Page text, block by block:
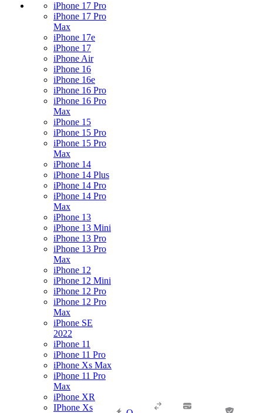
iPhone 17 Pro
iPhone 17 Pro
Max
iPhone 17e
iPhone 17
iPhone Air
iPhone 16
iPhone 16e
iPhone 16 Pro
iPhone 16 Pro
Max
iPhone 15
iPhone 15 Pro
iPhone 15 Pro
Max
iPhone 14
iPhone 14 Plus
iPhone 14 Pro
iPhone 14 Pro
Max
iPhone 13
iPhone 13 Mini
iPhone 13 Pro
iPhone 13 Pro
Max
iPhone 12
iPhone 12 Mini
iPhone 12 Pro
iPhone 12 Pro
Max
iPhone SE
2022
iPhone 11
iPhone 11 Pro
iPhone Xs Max
iPhone 11 Pro
Max
iPhone XR
IPhone Xs